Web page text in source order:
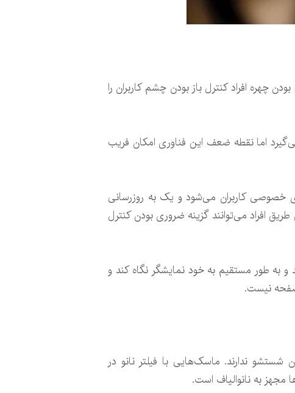
بودن چهره افراد کنترل باز بودن چشم کاربران را
اما نقطه ضعف این فناوری امکان فریب
به داده‌های خصوصی کاربران می‌شود و یک به روزرسانی
افراد می‌توانند گزینه ضروری بودن کنترل
و به طور مستقیم به خود نمایشگر نگاه کند و
صفحه نیست.
ندارند. ماسک‌هایی با فیلتر نانو در
مجهز به نانوالیاف است.